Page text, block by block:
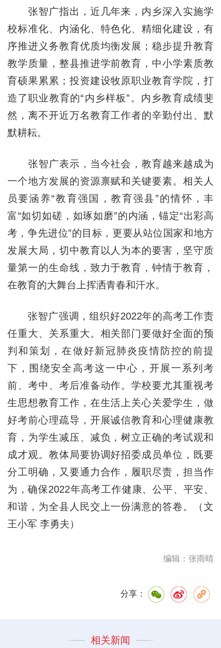
张智广指出，近几年来，内乡深入实施学
校标准化、内涵化、特色化、精细化建设，有
序推进义务教育优质均衡发展；稳步提升教育
教学质量，整县推进学前教育，中小学素质教
育硕果累累；投资建设牧原职业教育学院，打
造了职业教育的“内乡样板”。内乡教育成绩斐
然，离不开近万名教育工作者的辛勤付出、默
默耕耘。
张智广表示，当今社会，教育越来越成为
一个地方发展的资源禀赋和关键要素。相关人
员要涵养“教育强国，教育强县”的情怀，丰
富“如切如磋，如琢如磨”的内涵，锚定“出彩高
考，争先进位”的目标，更要从站位国家和地方
发展大局，切中教育以人为本的要害，坚守质
量第一的生命线，致力于教育，钟情于教育，
在教育的大舞台上挥洒青春和汗水。
张智广强调，组织好2022年的高考工作责
任重大、关系重大。相关部门要做好全面的预
判和策划，在做好新冠肺炎疫情防控的前提
下，围绕安全高考这一中心，开展一系列考
前、考中、考后准备动作。学校要尤其重视考
生思想教育工作，在生活上关心关爱学生，做
好考前心理疏导，开展诚信教育和心理健康教
育，为学生减压、减负，树立正确的考试观和
成才观。教体局要协调好招委成员单位，既要
分工明确，又要通力合作，履职尽责，担当作
为，确保2022年高考工作健康、公平、平安、
和谐，为全县人民交上一份满意的答卷。（文
王小军 李勇夫）
编辑：张雨晴
分享：
相关新闻